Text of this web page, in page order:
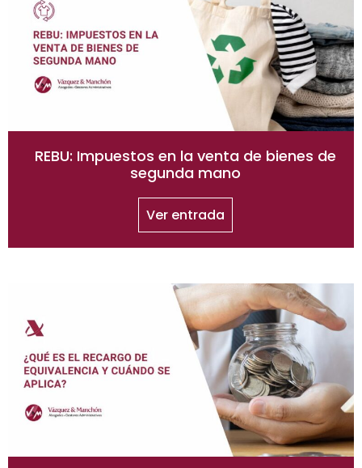
REBU: Impuestos en la venta de bienes de
segunda mano
Ver entrada